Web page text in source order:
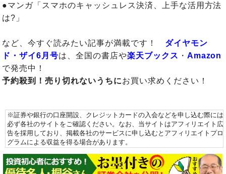
●マンガ「スマホのキャッシュレス決済、上手な活用方法
は?」
など、今すぐ読みたい記事が満載です！ ダイヤモン
ド・ザイ6月号は、全国の書店や楽天ブックス ・ Amazon
で発売中！
予約殺到！売り切れないうちにお買い求めください！
※証券や銀行の口座開設、クレジットカードの入会などを申し込む際には
必ず各社のサイトをご確認ください。なお、当サイトはアフィリエイト広
告を採用しており、掲載各社のサービスに申し込むとアフィリエイトプロ
グラムによる収益を得る場合があります。